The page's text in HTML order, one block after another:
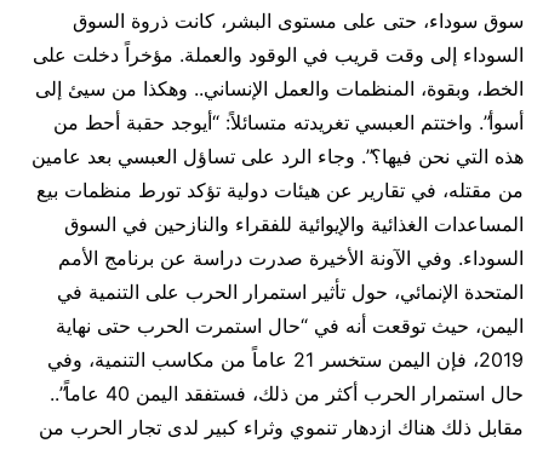
سوق سوداء، حتى على مستوى البشر، كانت ذروة السوق
السوداء إلى وقت قريب في الوقود والعملة. مؤخراً دخلت على
الخط، وبقوة، المنظمات والعمل الإنساني.. وهكذا من سيئ إلى
أسوأ”. واختتم العبسي تغريدته متسائلاً: “أيوجد حقبة أحط من
هذه التي نحن فيها؟”. وجاء الرد على تساؤل العبسي بعد عامين
من مقتله، في تقارير عن هيئات دولية تؤكد تورط منظمات بيع
المساعدات الغذائية والإيوائية للفقراء والنازحين في السوق
السوداء. وفي الآونة الأخيرة صدرت دراسة عن برنامج الأمم
المتحدة الإنمائي، حول تأثير استمرار الحرب على التنمية في
اليمن، حيث توقعت أنه في “حال استمرت الحرب حتى نهاية
2019، فإن اليمن ستخسر 21 عاماً من مكاسب التنمية، وفي
حال استمرار الحرب أكثر من ذلك، فستفقد اليمن 40 عاماً”..
مقابل ذلك هناك ازدهار تنموي وثراء كبير لدى تجار الحرب من